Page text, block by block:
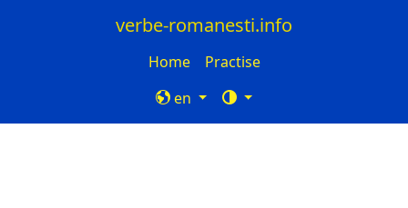
verbe-romanesti.info
Home
Practise
en